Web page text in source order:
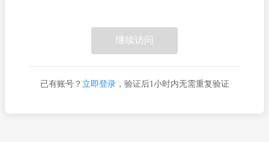
继续访问
已有账号？ 立即登录，验证后1小时内无需重复验证